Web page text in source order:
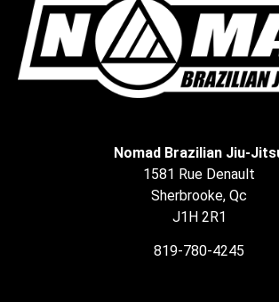
Nomad Brazilian Jiu-
1581 Rue Denault
Sherbrooke, Qc
J1H 2R1
819-780-4245